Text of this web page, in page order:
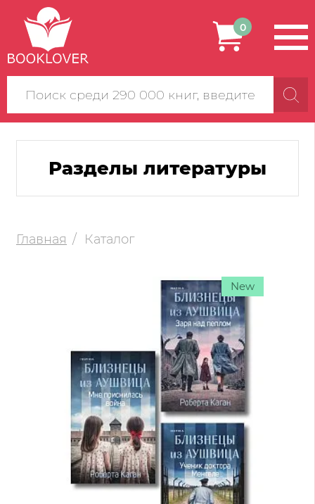
Поиск
по
сайту
0
Разделы литературы
Главная Каталог
New